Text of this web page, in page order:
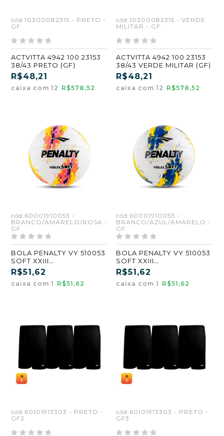
cód:10300082315 - PRETO -
GF
ACTVITTA 4942 100 23153
38/43 PRETO (GF)
R$48,21
caixa com 12 R$578,52
cód:10300082315 - VERDE
MILITAR - GF
ACTVITTA 4942 100 23153
38/43 VERDE MILITAR (GF)
R$48,21
caixa com 12 R$578,52
cód:60001910053 -
BRANCO/AMARELO/ROSA -
GF
BOLA PENALTY VY 510053
SOFT XXIII
BRANCO/AMARELO/ROSA
R$51,62
caixa com 1 R$51,62
cód:60001910053 -
BRANCO/AZUL/AMARELO -
GF
BOLA PENALTY VY 510053
SOFT XXIII
BRANCO/AZUL/AMARELO
R$51,62
caixa com 1 R$51,62
cód:60101913303 - PRETO -
GF2
cód:60101913303 - PRETO -
GF3